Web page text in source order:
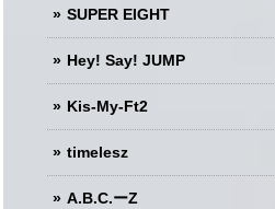
SUPER EIGHT
Hey! Say! JUMP
Kis-My-Ft2
timelesz
A.B.C.ーZ